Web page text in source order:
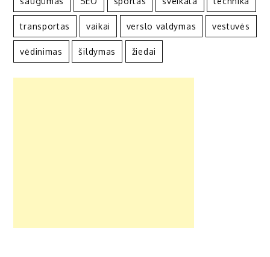
transportas vaikai verslo valdymas vestuvės
vėdinimas šildymas žiedai